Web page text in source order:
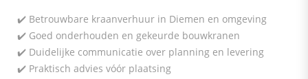
✔️ Betrouwbare kraanverhuur in Diemen en omgeving
✔️ Goed onderhouden en gekeurde bouwkranen
✔️ Duidelijke communicatie over planning en levering
✔️ Praktisch advies vóór plaatsing